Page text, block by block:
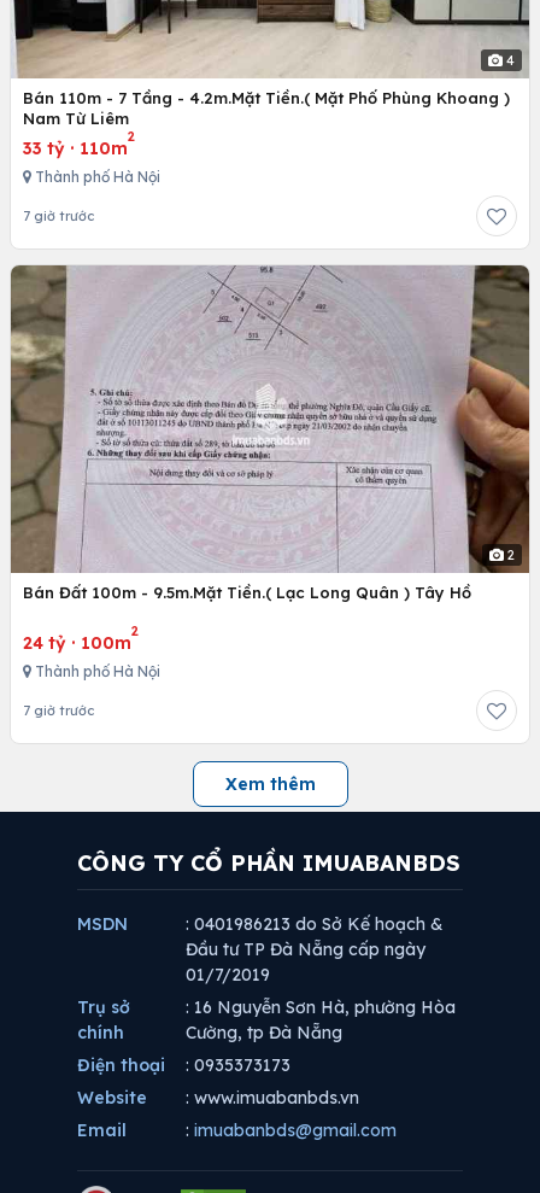
4
Bán 110m - 7 Tầng - 4.2m.Mặt Tiền.( Mặt Phố Phùng Khoang )
Nam Từ Liêm
33 tỷ · 110m
2
Thành phố Hà Nội
7 giờ trước
2
Bán Đất 100m - 9.5m.Mặt Tiền.( Lạc Long Quân ) Tây Hồ
24 tỷ · 100m
2
Thành phố Hà Nội
7 giờ trước
Xem thêm
CÔNG TY CỔ PHẦN IMUABANBDS
MSDN
: 0401986213 do Sở Kế hoạch &
Đầu tư TP Đà Nẵng cấp ngày
01/7/2019
Trụ sở
chính
: 16 Nguyễn Sơn Hà, phường Hòa
Cường, tp Đà Nẵng
Điện thoại
: 0935373173
Website
: www.imuabanbds.vn
Email
: imuabanbds@gmail.com